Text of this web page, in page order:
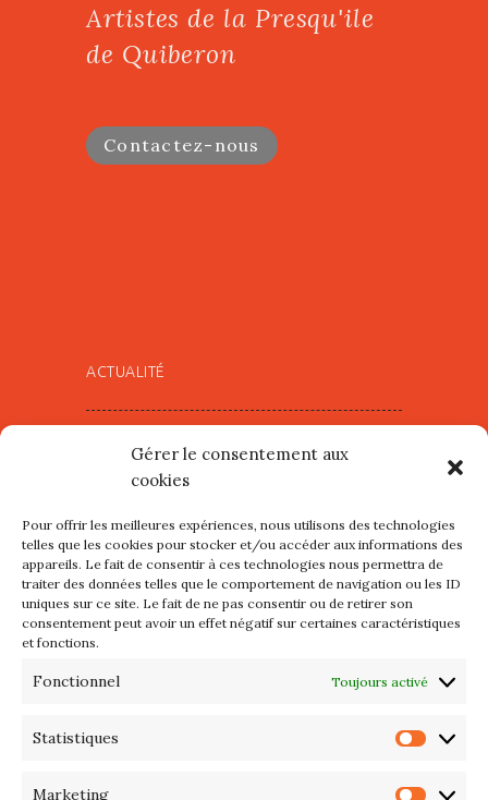
Gérer le consentement aux
cookies
Pour offrir les meilleures expériences, nous utilisons des technologies
telles que les cookies pour stocker et/ou accéder aux informations des
appareils. Le fait de consentir à ces technologies nous permettra de
traiter des données telles que le comportement de navigation ou les ID
uniques sur ce site. Le fait de ne pas consentir ou de retirer son
consentement peut avoir un effet négatif sur certaines caractéristiques
et fonctions.
Fonctionnel Toujours activé
Statistiques
Marketing
Artistes de la Presqu'ile
de Quiberon
Contactez-nous
ACTUALITÉ
mercredi 12 et jeudi 13 août
2026
Les petits formats du Port
d’Orange : Mercredi 22 juillet de
10h à 20h
2026 – Maison du Phare de